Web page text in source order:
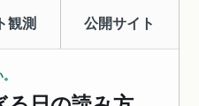
観測 公開サイト